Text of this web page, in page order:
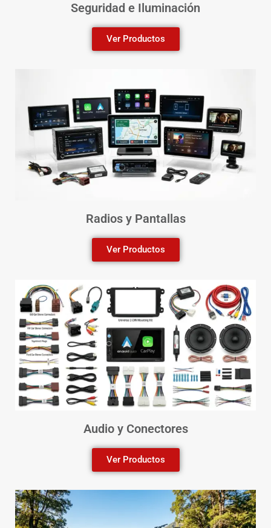
Seguridad e Iluminación
Ver Productos
Radios y Pantallas
Ver Productos
Audio y Conectores
Ver Productos